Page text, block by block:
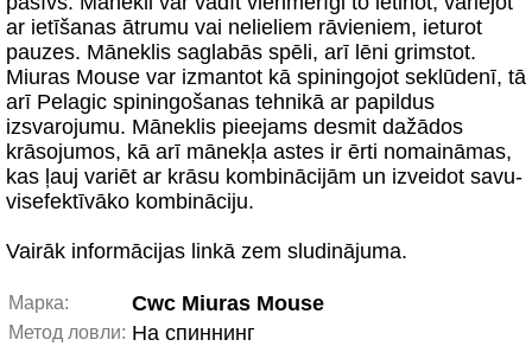
ar ietīšanas ātrumu vai nelieliem rāvieniem, ieturot
pauzes. Māneklis saglabās spēli, arī lēni grimstot.
Miuras Mouse var izmantot kā spiningojot seklūdenī, tā
arī Pelagic spiningošanas tehnikā ar papildus
izsvarojumu. Māneklis pieejams desmit dažādos
krāsojumos, kā arī mānekļa astes ir ērti nomaināmas,
kas ļauj variēt ar krāsu kombinācijām un izveidot savu-
visefektīvāko kombināciju.
Vairāk informācijas linkā zem sludinājuma.
Марка: Cwc Miuras Mouse
Метод ловли: На спиннинг